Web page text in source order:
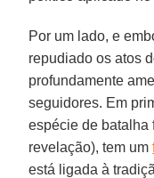
Por um lado, e
repudiado os atos
profundamente
seguidores. Em
espécie de batalha
revelação), tem um
está ligada à